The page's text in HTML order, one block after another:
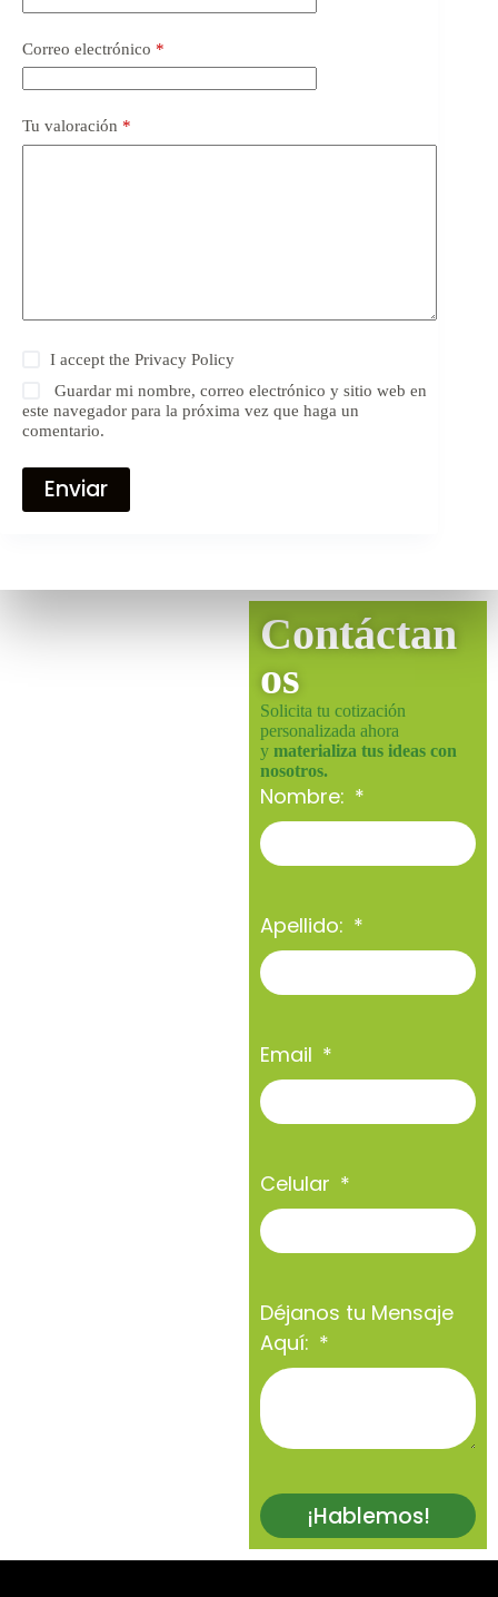
Correo electrónico *
Tu valoración *
I accept thePrivacy Policy
Guardar mi nombre, correo electrónico y sitio web en
este navegador para la próxima vez que haga un
comentario.
Enviar
Contáctan
os
Solicita tu cotización
personalizada ahora
y materializa tus ideas con
nosotros.
Nombre:
Apellido:
Email
Celular
Déjanos tu Mensaje
Aquí:
¡Hablemos!